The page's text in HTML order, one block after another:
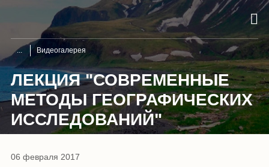
Видеогалерея
ЛЕКЦИЯ "СОВРЕМЕННЫЕ
МЕТОДЫ ГЕОГРАФИЧЕСКИХ
ИССЛЕДОВАНИЙ"
06 февраля 2017